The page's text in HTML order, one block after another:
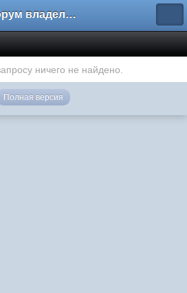
Форум владельцев интернет-магазинов
ничего не найдено.
Полная версия